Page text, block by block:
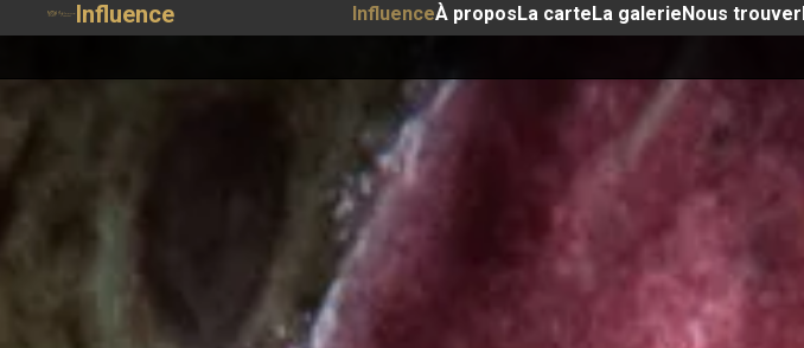
Influence InfluenceÀ propos La carte La galerie Nous trouver